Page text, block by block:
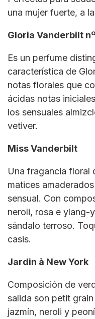
una mujer fuerte, a
Gloria Vanderbilt
Es un perfume
característica de
notas florales que
ácidas notas
los sensuales
vetiver.
Miss Vanderbilt
Una fragancia floral
matices
sensual. Con
neroli, rosa e ylang-
sándalo terroso.
casis.
Jardin à New York
Composición de
salida son petit
jazmín, neroli y